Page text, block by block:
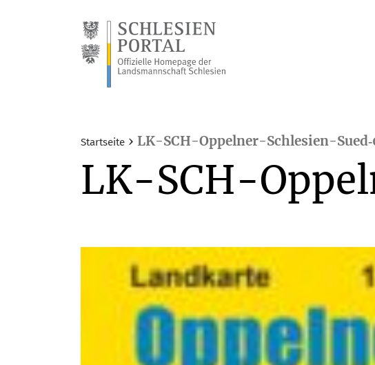
Startseite › LK-SCH-Oppelner-Schlesien-
LK-SCH-